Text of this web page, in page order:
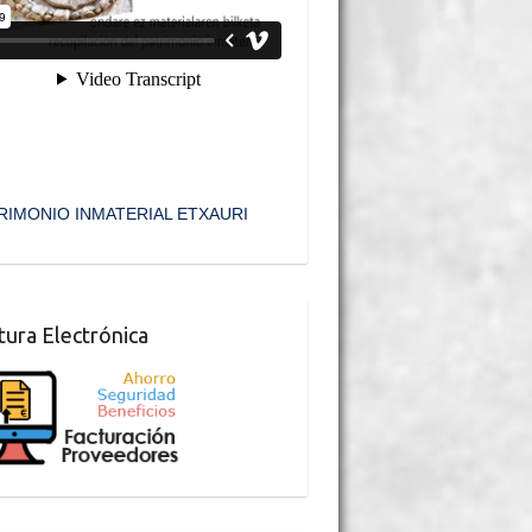
INMATERIAL ETXAURI
Electrónica